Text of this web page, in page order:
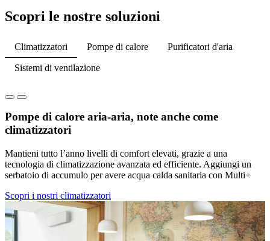
Scopri le nostre soluzioni
Climatizzatori Pompe di calore Purificatori d'aria
Sistemi di ventilazione
Pompe di calore aria-aria, note anche come
climatizzatori
Mantieni tutto l’anno livelli di comfort elevati, grazie a una
tecnologia di climatizzazione avanzata ed efficiente. Aggiungi un
serbatoio di accumulo per avere acqua calda sanitaria con Multi+
Scopri i nostri climatizzatori